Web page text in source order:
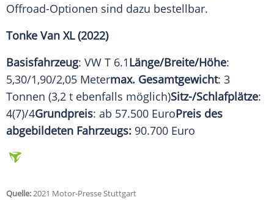
Offroad-Optionen sind dazu bestellbar.
Tonke Van XL (2022)
Basisfahrzeug: VW T 6.1Länge/Breite/Höhe:
5,30/1,90/2,05 Metermax. Gesamtgewicht: 3
Tonnen (3,2 t ebenfalls möglich)Sitz-/Schlafplätze:
4(7)/4Grundpreis: ab 57.500 EuroPreis des
abgebildeten Fahrzeugs: 90.700 Euro
Quelle:2021 Motor-Presse Stuttgart